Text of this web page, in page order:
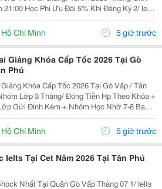
Khi Đăng Ký 2/ Ielts
2026 Khung Giờ:
18:00 Đến 21:00 ...
Hồ Chí Minh 5 giờ trước
Giảng Khóa Cấp Tốc 2026 Tại Gò
Phú
Khóa Cấp Tốc 2026 Tại Gò Vấp / Tân
Gửi Đính Kèm + Nhóm Học Nhờ 7-8 Bạn/
Trình Ielts Có Band Điểm Lộ Trình, Sách
Bám Sát + Chia Đều 4 Kỹ...
Hồ Chí Minh 5 giờ trước
Ielts Tại Cet Năm 2026 Tại Tân Phú
Nhất Tại Quận Gò Vấp Tháng 07 1/ Ielts